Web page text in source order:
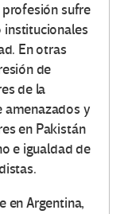
sufre
institucionales
En otras
de
de la
amenazados y
en Pakistán
e igualdad de
en Argentina,